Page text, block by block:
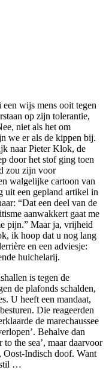
wijs mens ooit tegen
op zijn tolerantie,
niet als het om
we er als de kippen bij.
naar Pieter Klok, de
door het stof ging toen
zou zijn voor
walgelijke cartoon van
uit een gepland artikel in
“Dat een deel van de
aanwakkert gaat me
pijn.” Maar ja, vrijheid
ik hoop dat u nog lang
en een adviesje:
huichelarij.
is tegen de
de plafonds schalden,
U heeft een mandaat,
Die reageerden
de marechaussee
Behalve dan
the sea’, maar daarvoor
Oost-Indisch doof. Want
stil …